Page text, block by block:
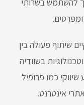
שיתוף פעולה בין
בשוודיה
כמו פרופיל
אינטרנט.